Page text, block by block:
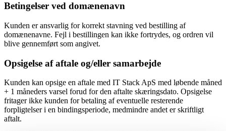
Betingelser ved domænenavn
Kunden er ansvarlig for korrekt stavning ved bestilling af
domænenavne. Fejl i bestillingen kan ikke fortrydes, og ordren vil
blive gennemført som angivet.
Opsigelse af aftale og/eller samarbejde
Kunden kan opsige en aftale med IT Stack ApS med løbende måned
+ 1 måneders varsel forud for den aftalte skæringsdato. Opsigelse
fritager ikke kunden for betaling af eventuelle resterende
forpligtelser i en bindingsperiode, medmindre andet er skriftligt
aftalt.